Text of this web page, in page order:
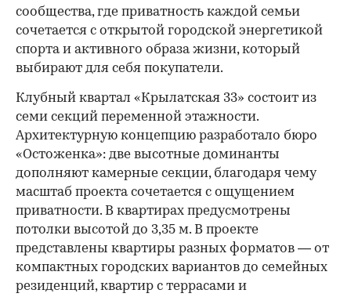
сообщества, где приватность каждой семьи
сочетается с открытой городской энергетикой
спорта и активного образа жизни, который
выбирают для себя покупатели.
Клубный квартал «Крылатская 33» состоит из
семи секций переменной этажности.
Архитектурную концепцию разработало бюро
«Остоженка»: две высотные доминанты
дополняют камерные секции, благодаря чему
масштаб проекта сочетается с ощущением
приватности. В квартирах предусмотрены
потолки высотой до 3,35 м. В проекте
представлены квартиры разных форматов — от
компактных городских вариантов до семейных
резиденций, квартир с террасами и